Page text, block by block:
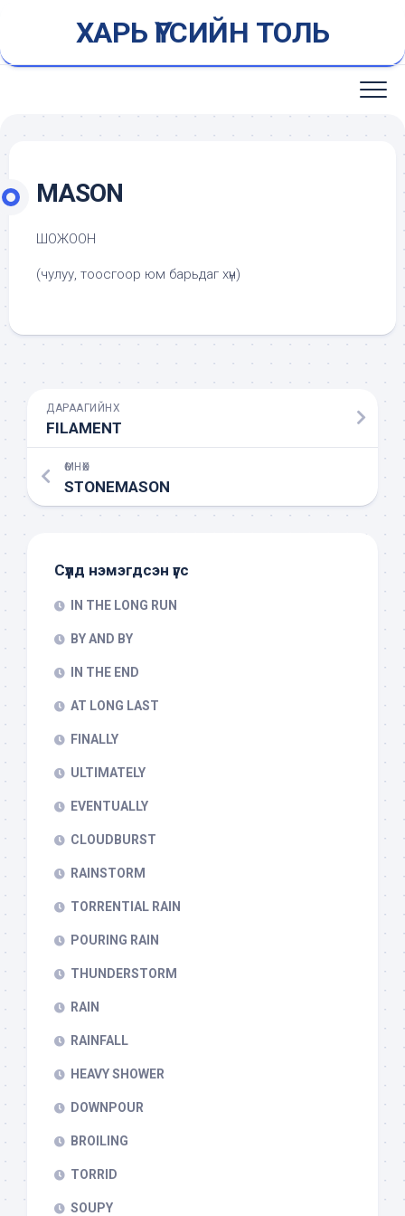
content
ХАРЬ ҮГСИЙН ТОЛЬ
MASON
ШОЖООН
(чулуу, тоосгоор юм барьдаг хүн)
ДАРААГИЙНХ
FILAMENT
ӨМНӨХ
STONEMASON
Сүүлд нэмэгдсэн үгс
IN THE LONG RUN
BY AND BY
IN THE END
AT LONG LAST
FINALLY
ULTIMATELY
EVENTUALLY
CLOUDBURST
RAINSTORM
TORRENTIAL RAIN
POURING RAIN
THUNDERSTORM
RAIN
RAINFALL
HEAVY SHOWER
DOWNPOUR
BROILING
TORRID
SOUPY